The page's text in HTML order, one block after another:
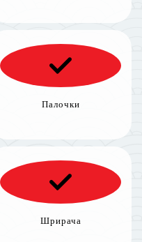
Палочки
Шрирача